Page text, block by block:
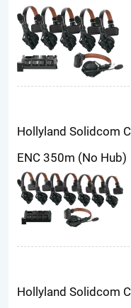
Hollyland Solidcom
ENC 350m (No Hub)
Hollyland Solidcom